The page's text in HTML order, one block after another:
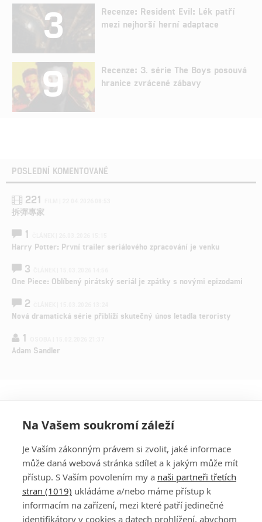
3
Recenze: Resident Evil: Lék patří
mezi nejhorší herní adaptace
9
Recenze: 3. série The Boys posouvá
hranice zvrácené zábavy
POSLEDNÍ KOMENTOVANÉ
221
拆彈專家
1
Harry Potter: První trailer seriálového zpracování je venku
3
One Piece: Oblíbený pirátský seriál je zpátky s novými epizodami
2
Nová dramatická série přiblíží skutečný únos letadla teroristy
1
Adam Sandler
PŘIHLÁSIT
DISKUZE
Na Vašem soukromí záleží
Je Vaším zákonným právem si zvolit, jaké informace
může daná webová stránka sdílet a k jakým může mít
přístup. S Vaším povolením my a naši partneři třetích
stran (1019) ukládáme a/nebo máme přístup k
informacím na zařízení, mezi které patří jedinečné
identifikátory v cookies a datech prohlížení, abychom